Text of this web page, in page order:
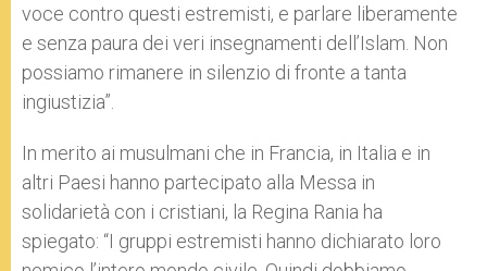
voce contro questi estremisti, e parlare liberamente
e senza paura dei veri insegnamenti dell’Islam. Non
possiamo rimanere in silenzio di fronte a tanta
ingiustizia”.
In merito ai musulmani che in Francia, in Italia e in
altri Paesi hanno partecipato alla Messa in
solidarietà con i cristiani, la Regina Rania ha
spiegato: “I gruppi estremisti hanno dichiarato loro